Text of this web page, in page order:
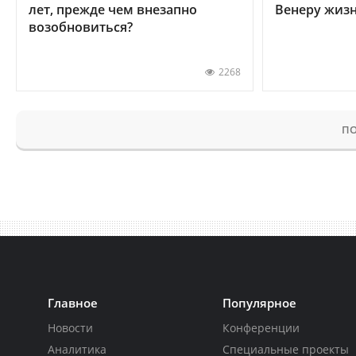
лет, прежде чем внезапно
возобновиться?
2268
Венеру
Главное
Новости
Аналитика
Популярное
Конференции
Специальные проекты